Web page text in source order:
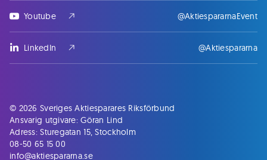
Youtube @AktiespararnaEvent
LinkedIn @Aktiespararna
© 2026 Sveriges Aktiesparares Riksförbund
Ansvarig utgivare: Göran Lind
Adress: Sturegatan 15, Stockholm
08-50 65 15 00
info@aktiespararna.se